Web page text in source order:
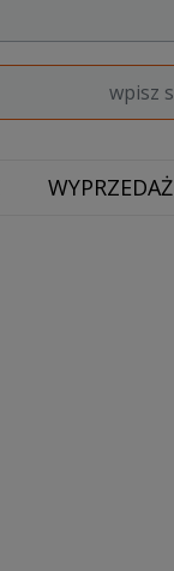
WYPRZEDAŻ